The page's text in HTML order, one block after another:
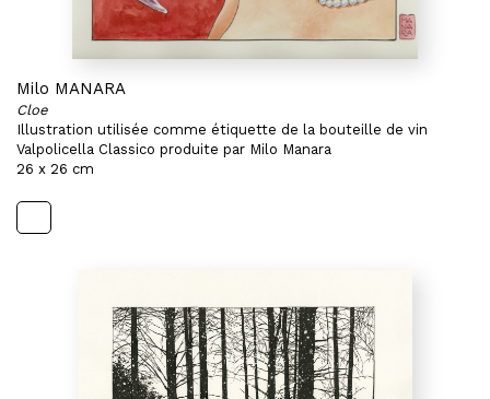
Milo MANARA
Cloe
Illustration utilisée comme étiquette de la bouteille de vin
Valpolicella Classico produite par Milo Manara
26 x 26 cm